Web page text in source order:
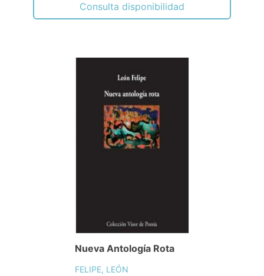
Consulta disponibilidad
Nueva Antología Rota
FELIPE, LEÓN